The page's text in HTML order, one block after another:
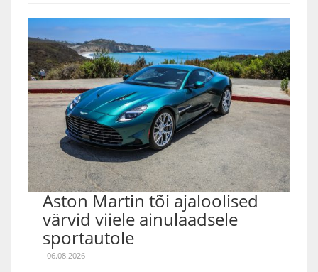
Aston Martin tõi ajaloolised
värvid viiele ainulaadsele
sportautole
06.08.2026